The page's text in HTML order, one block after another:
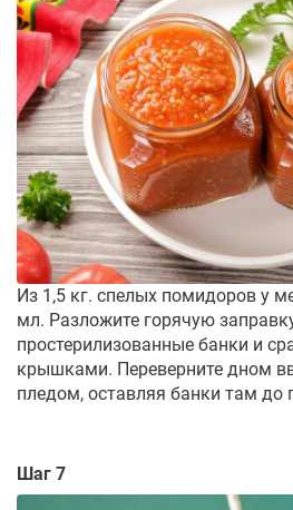
Из 1,5 кг. спелых помидоров у
мл. Разложите горячую
простерилизованные банки и
крышками. Переверните дном
пледом, оставляя банки там до
Шаг 7